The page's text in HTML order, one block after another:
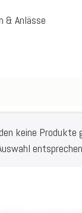
keine Produkte
& Anlässe